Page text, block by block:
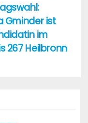
Gminder ist
im
267 Heilbronn